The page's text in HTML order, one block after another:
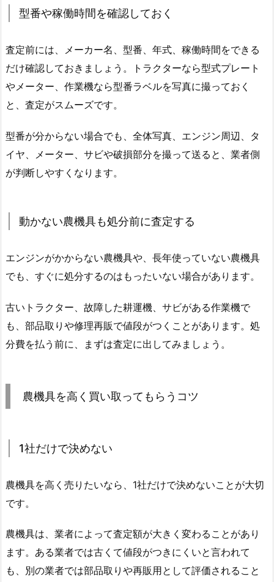
型番や稼働時間を確認しておく
査定前には、メーカー名、型番、年式、稼働時間をできる
だけ確認しておきましょう。トラクターなら型式プレート
やメーター、作業機なら型番ラベルを写真に撮っておく
と、査定がスムーズです。
型番が分からない場合でも、全体写真、エンジン周辺、タ
イヤ、メーター、サビや破損部分を撮って送ると、業者側
が判断しやすくなります。
動かない農機具も処分前に査定する
エンジンがかからない農機具や、長年使っていない農機具
でも、すぐに処分するのはもったいない場合があります。
古いトラクター、故障した耕運機、サビがある作業機で
も、部品取りや修理再販で値段がつくことがあります。処
分費を払う前に、まずは査定に出してみましょう。
農機具を高く買い取ってもらうコツ
1社だけで決めない
農機具を高く売りたいなら、1社だけで決めないことが大切
です。
農機具は、業者によって査定額が大きく変わることがあり
ます。ある業者では古くて値段がつきにくいと言われて
も、別の業者では部品取りや再販用として評価されること